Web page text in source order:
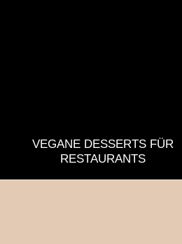
VEGANE DESSERTS FÜR
RESTAURANTS